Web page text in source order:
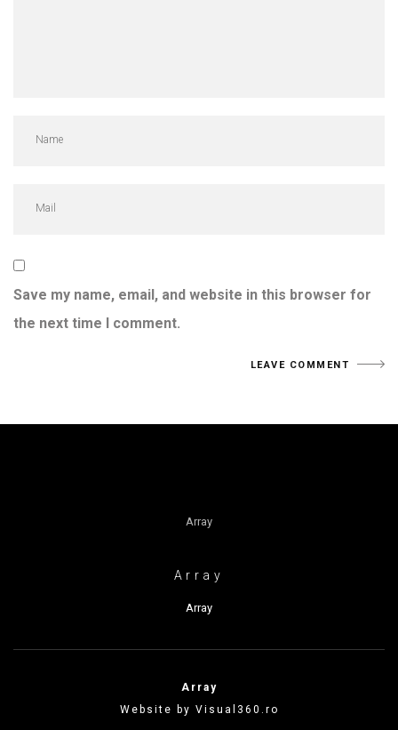
Save my name, email, and website in this browser for
the next time I comment.
Array
Array
Array
Array
Website by Visual360.ro